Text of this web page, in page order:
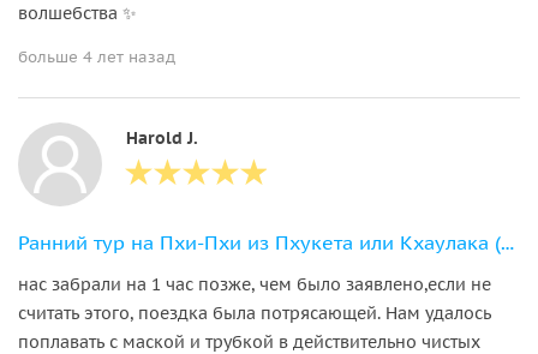
волшебства ✨
больше 4 лет назад
Harold J.
Ранний тур на Пхи-Пхи из Пхукета или Кхаулака (на английском языке)
нас забрали на 1 час позже, чем было заявлено,если не
считать этого, поездка была потрясающей. Нам удалось
поплавать с маской и трубкой в действительно чистых